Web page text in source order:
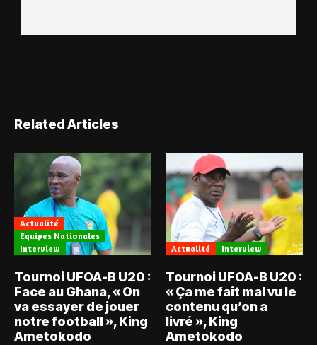
Related Articles
Actualité
Equipes Nationales
Interview
Tournoi UFOA-B U20 :
Face au Ghana, « On
va essayer de jouer
notre football », King
Ametokodo
Actualité Interview
Tournoi UFOA-B U20 :
« Ça me fait mal vu le
contenu qu’on a
livré », King
Ametokodo